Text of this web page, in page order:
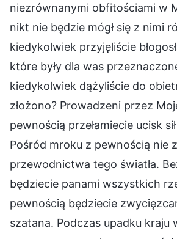
niezrównanymi obfitościami w
nikt nie będzie mógł się z nimi
kiedykolwiek przyjęliście
które były dla was
kiedykolwiek dążyliście do
złożono? Prowadzeni przez
pewnością przełamiecie ucisk
Pośród mroku z pewnością nie
przewodnictwa tego światła.
będziecie panami wszystkich
pewnością będziecie
szatana. Podczas upadku kraju